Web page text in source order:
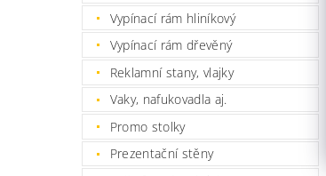
Vypínací rám hliníkový
Vypínací rám dřevěný
Reklamní stany, vlajky
Vaky, nafukovadla aj.
Promo stolky
Prezentační stěny